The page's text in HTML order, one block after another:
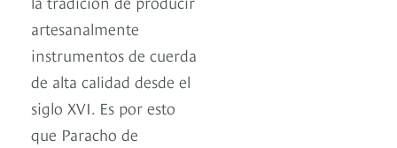
artesanalmente
instrumentos de cuerda
de alta calidad desde el
siglo XVI. Es por esto
que Paracho de